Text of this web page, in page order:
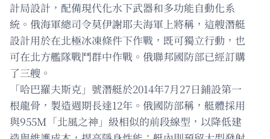
計局設計，配備現代化水下武器和多功能自動化系
統。俄海軍總司令莫伊謝耶夫海軍上將稱，這艘潛艇
設計用於在北極冰凍條件下作戰，既可獨立行動，也
可在北方艦隊戰鬥群中作戰。俄聯邦國防部已經訂購
了三艘。
「哈巴羅夫斯克」號潛艇於2014年7月27日鋪設第一
根龍骨，製造週期長達12年。俄國防部稱，艇體採用
與955M「北風之神」級相似的前段線型，以降低建